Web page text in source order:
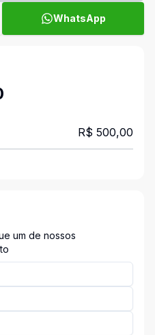
WhatsApp
R$ 500,00
um de nossos